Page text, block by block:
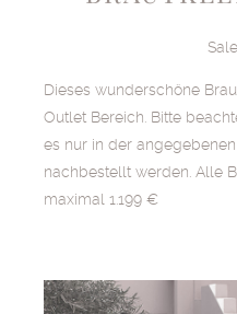
Dieses wunderschöne
Outlet Bereich. Bitte
es nur in der
nachbestellt werden. Alle
maximal 1.199 €